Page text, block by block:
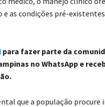
as condições pré-existentes
para fazer parte da
no WhatsApp e
que a população procure